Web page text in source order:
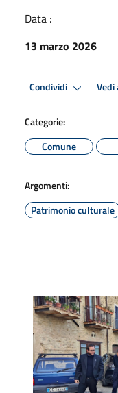
Data :
13 marzo 2026
Condividi Vedi
Categorie:
Comune
Argomenti:
Patrimonio culturale